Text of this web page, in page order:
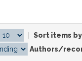
Sort items by
Authors/